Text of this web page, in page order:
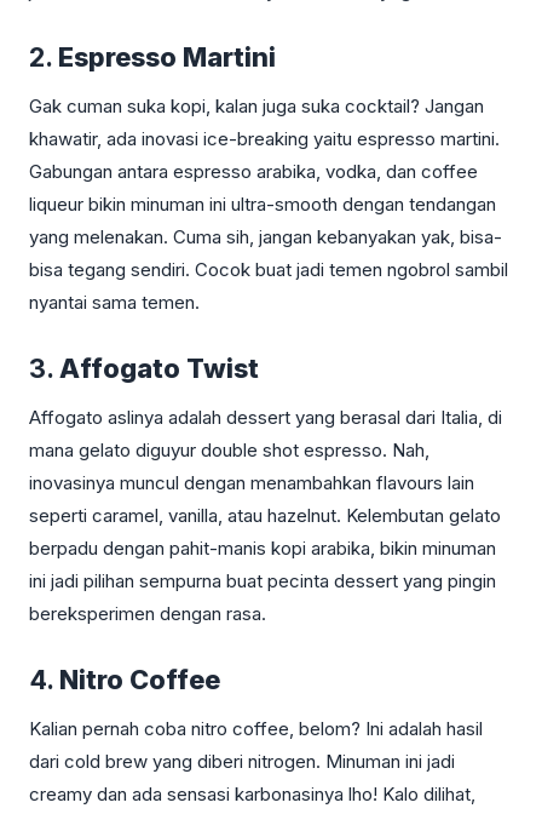
2. Espresso Martini
Gak cuman suka kopi, kalan juga suka cocktail? Jangan
khawatir, ada inovasi ice-breaking yaitu espresso martini.
Gabungan antara espresso arabika, vodka, dan coffee
liqueur bikin minuman ini ultra-smooth dengan tendangan
yang melenakan. Cuma sih, jangan kebanyakan yak, bisa-
bisa tegang sendiri. Cocok buat jadi temen ngobrol sambil
nyantai sama temen.
3. Affogato Twist
Affogato aslinya adalah dessert yang berasal dari Italia, di
mana gelato diguyur double shot espresso. Nah,
inovasinya muncul dengan menambahkan flavours lain
seperti caramel, vanilla, atau hazelnut. Kelembutan gelato
berpadu dengan pahit-manis kopi arabika, bikin minuman
ini jadi pilihan sempurna buat pecinta dessert yang pingin
bereksperimen dengan rasa.
4. Nitro Coffee
Kalian pernah coba nitro coffee, belom? Ini adalah hasil
dari cold brew yang diberi nitrogen. Minuman ini jadi
creamy dan ada sensasi karbonasinya lho! Kalo dilihat,